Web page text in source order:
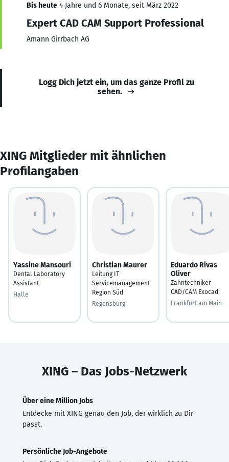
Bis heute 4 Jahre und 6 Monate, seit März 2022
Expert CAD CAM Support Professional
Amann Girrbach AG
Logg Dich jetzt ein, um das ganze Profil zu
sehen.
XING Mitglieder mit ähnlichen
Profilangaben
Yassine Mansouri
Dental Laboratory
Assistant
Halle
Christian Maurer
Leitung IT
Servicemanagement
Region Süd
Regensburg
Eduardo Rivas
Oliver
Zahntechniker
CAD/CAM Exocad
Frankfurt am Main
XING – Das Jobs-Netzwerk
Über eine Million Jobs
Entdecke mit XING genau den Job, der wirklich zu Dir
passt.
Persönliche Job-Angebote